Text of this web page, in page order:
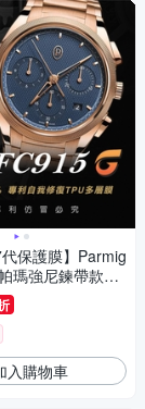
代保護膜】Parmig
瑪強尼鍊帶款系
圈)腕錶、手錶貼
入購物車